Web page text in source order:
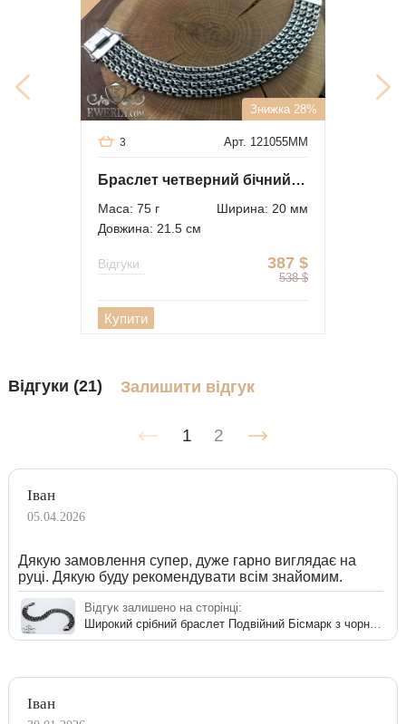
Знижка 28%
Арт. 121055MM
3
Браслет четверний бічний бісмарк зі срібла
Маса: 75 г
Ширина: 20 мм
Довжина: 21.5 см
387 $
538 $
Відгуки
Купити
Відгуки (21) Залишити відгук
1 2
Іван
05.04.2026
Дякую замовлення супер, дуже гарно виглядає на
руці. Дякую буду рекомендувати всім знайомим.
Відгук залишено на сторінці:
Iван